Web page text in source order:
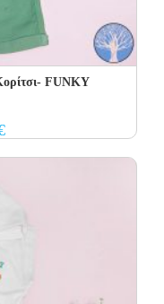
FUNKY
Current
price